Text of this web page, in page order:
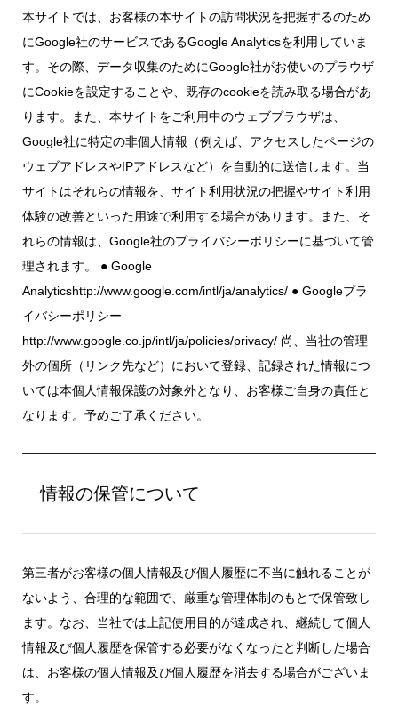
本サイトでは、お客様の本サイトの訪問状況を把握するのため
にGoogle社のサービスであるGoogle Analyticsを利用していま
す。その際、データ収集のためにGoogle社がお使いのプラウザ
にCookieを設定することや、既存のcookieを読み取る場合があ
ります。また、本サイトをご利用中のウェブプラウザは、
Google社に特定の非個人情報（例えば、アクセスしたページの
ウェブアドレスやIPアドレスなど）を自動的に送信します。当
サイトはそれらの情報を、サイト利用状況の把握やサイト利用
体験の改善といった用途で利用する場合があります。また、そ
れらの情報は、Google社のプライバシーポリシーに基づいて管
理されます。 ● Google
Analyticshttp://www.google.com/intl/ja/analytics/ ● Googleプラ
イバシーポリシー
http://www.google.co.jp/intl/ja/policies/privacy/ 尚、当社の管理
外の個所（リンク先など）において登録、記録された情報につ
いては本個人情報保護の対象外となり、お客様ご自身の責任と
なります。予めご了承ください。
情報の保管について
第三者がお客様の個人情報及び個人履歴に不当に触れることが
ないよう、合理的な範囲で、厳重な管理体制のもとで保管致し
ます。なお、当社では上記使用目的が達成され、継続して個人
情報及び個人履歴を保管する必要がなくなったと判断した場合
は、お客様の個人情報及び個人履歴を消去する場合がございま
す。